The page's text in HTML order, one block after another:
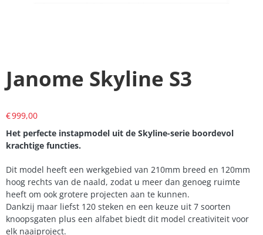
Janome Skyline S3
€999,00
Het perfecte instapmodel uit de Skyline-serie boordevol
krachtige functies.
Dit model heeft een werkgebied van 210mm breed en 120mm
hoog rechts van de naald, zodat u meer dan genoeg ruimte
heeft om ook grotere projecten aan te kunnen.
Dankzij maar liefst 120 steken en een keuze uit 7 soorten
knoopsgaten plus een alfabet biedt dit model creativiteit voor
elk naaiproject.